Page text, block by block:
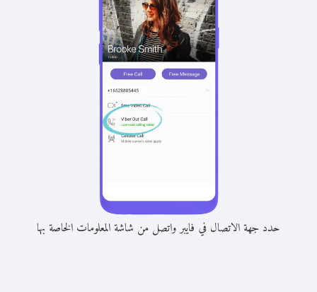
حدد جهة الاتصال في فايبر واتصل من شاشة المعلومات الخاصة بها